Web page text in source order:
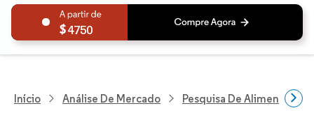
4750
Início Análise De Mercado Pesquisa De Alimentos E